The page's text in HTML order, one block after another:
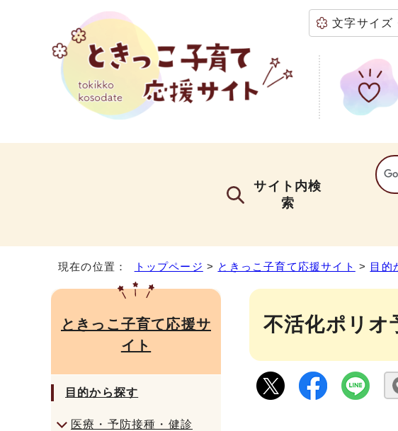
文字サイズ
サイト内検
索
現在の位置： トップページ > ときっこ子育て応援サイト > 目的
不活化ポリオ
ときっこ子育て応援サ
イト
目的から探す
医療・予防接種・健診